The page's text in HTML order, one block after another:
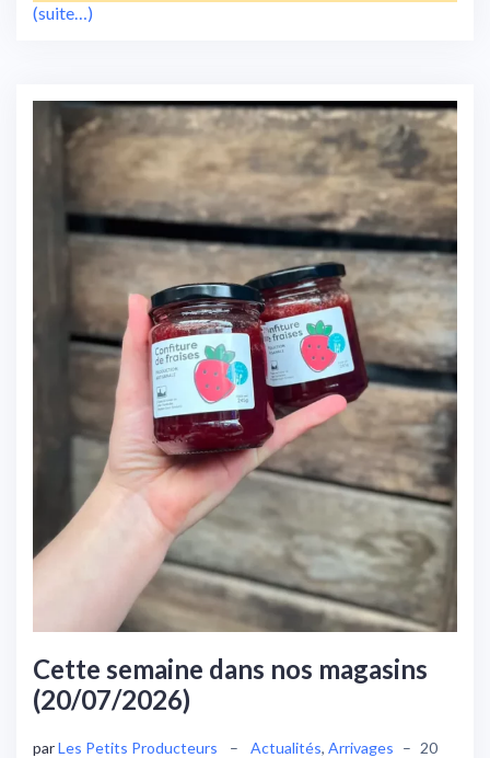
(suite…)
Cette semaine dans nos magasins
(20/07/2026)
parLes Petits Producteurs – Actualités, Arrivages – 20